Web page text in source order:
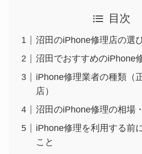
目次
沼田のiPhone修理店の選
沼田でおすすめのiPhone
iPhone修理業者の種類（
店）
沼田のiPhone修理の相場
iPhone修理を利用する前
こと